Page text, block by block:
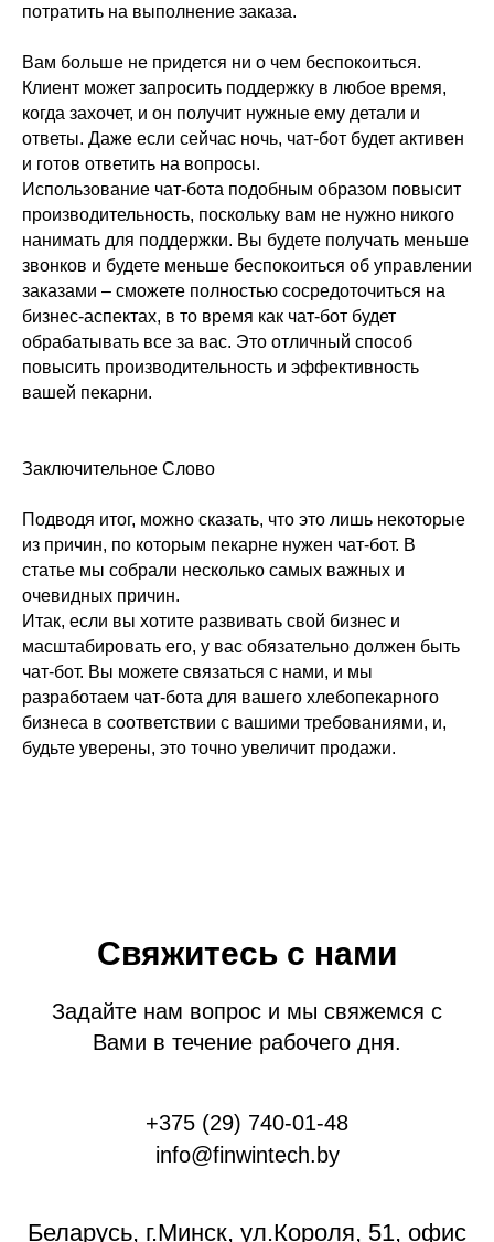
потратить на выполнение заказа.
Вам больше не придется ни о чем беспокоиться.
Клиент может запросить поддержку в любое время,
когда захочет, и он получит нужные ему детали и
ответы. Даже если сейчас ночь, чат-бот будет активен
и готов ответить на вопросы.
Использование чат-бота подобным образом повысит
производительность, поскольку вам не нужно никого
нанимать для поддержки. Вы будете получать меньше
звонков и будете меньше беспокоиться об управлении
заказами – сможете полностью сосредоточиться на
бизнес-аспектах, в то время как чат-бот будет
обрабатывать все за вас. Это отличный способ
повысить производительность и эффективность
вашей пекарни.
Заключительное Слово
Подводя итог, можно сказать, что это лишь некоторые
из причин, по которым пекарне нужен чат-бот. В
статье мы собрали несколько самых важных и
очевидных причин.
Итак, если вы хотите развивать свой бизнес и
масштабировать его, у вас обязательно должен быть
чат-бот. Вы можете связаться с нами, и мы
разработаем чат-бота для вашего хлебопекарного
бизнеса в соответствии с вашими требованиями, и,
будьте уверены, это точно увеличит продажи.
Cвяжитесь с нами
Задайте нам вопрос и мы свяжемся с
Вами в течение рабочего дня.
+375 (29) 740-01-48
info@finwintech.by
Беларусь, г.Минск, ул.Короля, 51, офис